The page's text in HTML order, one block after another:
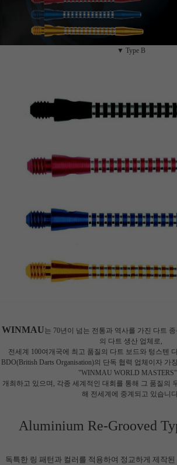
▼ Type B
WINMAU는 70년이 넘는 전통과 역사를 가진 다트
의 다트 생산 업체로,
전세계 100여개국에 최고 품질의 다트 보드와 텅스텐
BDO(British Darts Organisation)의 단독 협력 업체이자 가
"WINMAU WORLD
개최하고 있으며, 각종 세계적인 대회를 통해 그 품질의
해 전세계에 중계되고 있습니
Aluminium Re-Grooved
독특한 링 패턴과 컬러를 적용하여 정교하게 제작